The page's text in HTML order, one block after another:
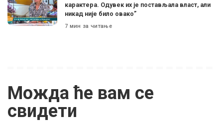
карактера. Одувек их је постављала власт, али
никад није било овако”
7 мин за читање
Можда ће вам се
свидети